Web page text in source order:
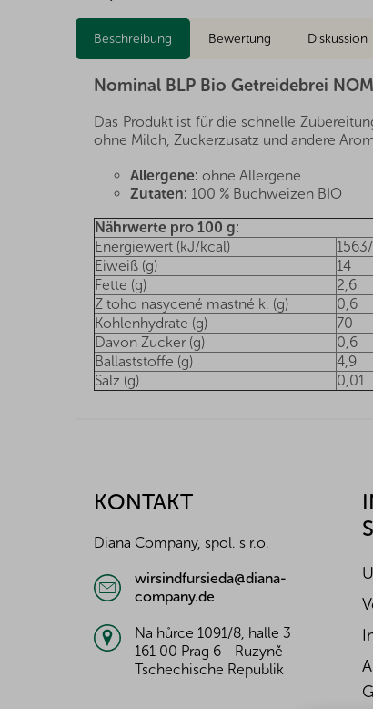
Beschreibung Bewertung Diskussion
Nominal BLP Bio Getreidebrei
Das Produkt ist für die schnelle
ohne Milch, Zuckerzusatz und andere
Allergene: ohne Allergene
Zutaten: 100 % Buchweizen BIO
Nährwerte pro 100 g:
Energiewert (kJ/kcal)
Eiweiß (g)
14
Fette (g)
2,6
Z toho nasycené mastné k. (g)
0,6
Kohlenhydrate (g)
70
Davon Zucker (g)
0,6
Ballaststoffe (g)
4,9
Salz (g)
0,01
KONTAKT
Diana Company, spol. s r.o.
wirsindfursieda@diana-
company.de
Na hůrce 1091/8, halle 3
161 00 Prag 6 - Ruzyně
Tschechische Republik